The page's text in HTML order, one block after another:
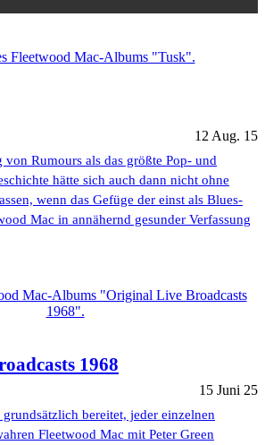
12 Aug. 15
Rumours als das größte Pop- und
hätte sich auch dann nicht ohne
wenn das Gefüge der einst als Blues-
Mac in annähernd gesunder Verfassung
1968
15 Juni 25
bereitet, jeder einzelnen
Fleetwood Mac mit Peter Green